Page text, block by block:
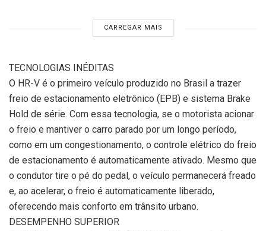
CARREGAR MAIS
TECNOLOGIAS INÉDITAS
O HR-V é o primeiro veículo produzido no Brasil a trazer
freio de estacionamento eletrônico (EPB) e sistema Brake
Hold de série. Com essa tecnologia, se o motorista acionar
o freio e mantiver o carro parado por um longo período,
como em um congestionamento, o controle elétrico do freio
de estacionamento é automaticamente ativado. Mesmo que
o condutor tire o pé do pedal, o veículo permanecerá freado
e, ao acelerar, o freio é automaticamente liberado,
oferecendo mais conforto em trânsito urbano.
DESEMPENHO SUPERIOR